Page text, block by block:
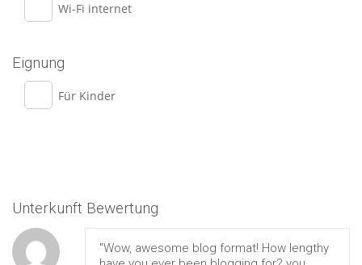
Wi-Fi internet
Eignung
Für Kinder
Unterkunft Bewertung
"Wow, awesome blog format! How lengthy